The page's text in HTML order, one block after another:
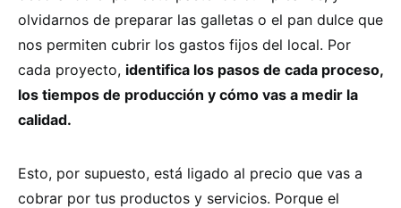
olvidarnos de preparar las galletas o el pan dulce que
nos permiten cubrir los gastos fijos del local. Por
cada proyecto, identifica los pasos de cada proceso,
los tiempos de producción y cómo vas a medir la
calidad.
Esto, por supuesto, está ligado al precio que vas a
cobrar por tus productos y servicios. Porque el